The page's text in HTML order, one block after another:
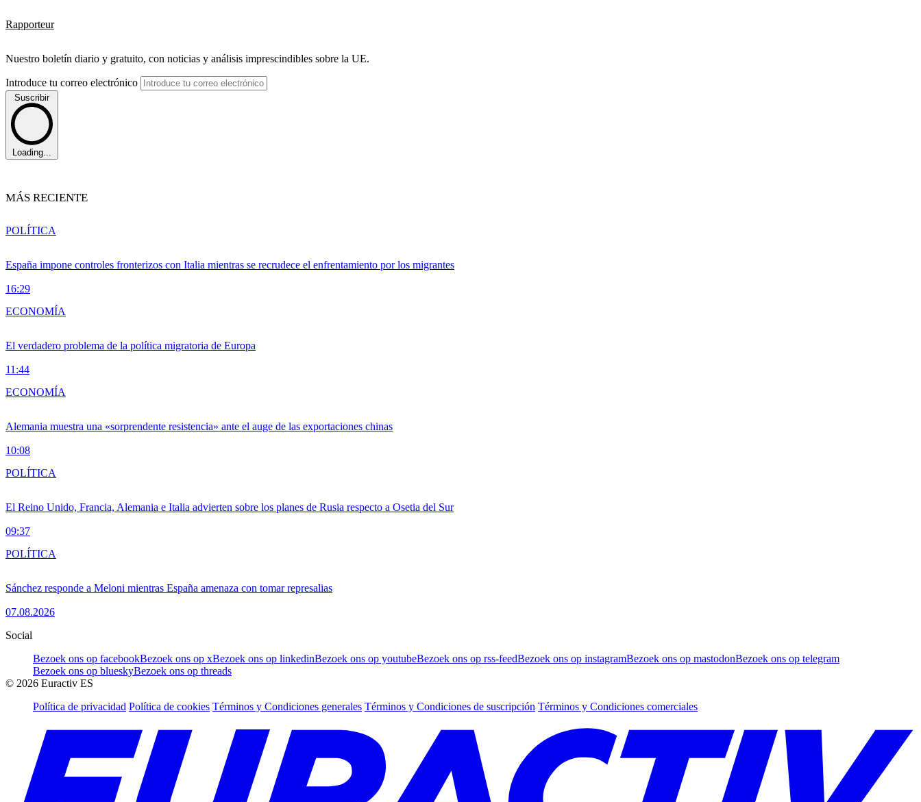
Rapporteur
Nuestro boletín diario y gratuito, con noticias y análisis imprescindibles sobre la UE.
Introduce tu correo electrónico
Suscribir
Loading...
MÁS RECIENTE
España impone controles fronterizos con Italia mientras se recrudece el enfrentamiento por los migrantes
16:29
POLÍTICA
El verdadero problema de la política migratoria de Europa
11:44
ECONOMÍA
Alemania muestra una «sorprendente resistencia» ante el auge de las exportaciones chinas
10:08
ECONOMÍA
El Reino Unido, Francia, Alemania e Italia advierten sobre los planes de Rusia respecto a Osetia del Sur
09:37
POLÍTICA
Sánchez responde a Meloni mientras España amenaza con tomar represalias
07.08.2026
POLÍTICA
Social
Bezoek ons op facebookBezoek ons op xBezoek ons op linkedinBezoek ons op youtubeBezoek ons op rss-feedBezoek ons op instagramBezoek ons op mastodonBezoek ons op telegram
Bezoek ons op blueskyBezoek ons op threads
© 2026 Euractiv ES
Política de privacidad Política de cookies Términos y Condiciones generales Términos y Condiciones de suscripción Términos y Condiciones comerciales